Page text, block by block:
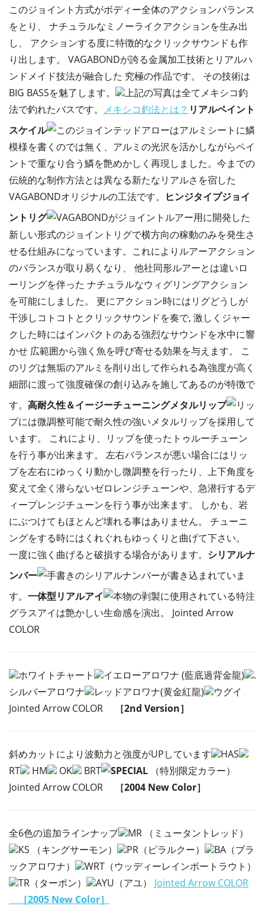
このジョイント方式がボディー全体のアクションバランス
をとり、 ナチュラルなミノーライクアクションを生み出
し、 アクションする度に特徴的なクリックサウンドも作
り出します。 VAGABONDが誇る金属加工技術とリアルハ
ンドメイド技法が融合した 究極の作品です。 その技術は
BIG BASSを魅了します。
上記の写真は全てメキシコ釣
法で釣れたバスです。 メキシコ釣法とは？ リアルペイント
スケイル
このジョインテッドアローはアルミシートに鱗
模様を書くのでは無く、アルミの光沢を活かしながらペイ
ントで重なり合う鱗を艶めかしく再現しました。今までの
伝統的な制作方法とは異なる新たなリアルさを宿した
VAGABONDオリジナルの工法です。
ヒンジタイプジョイ
ントリグ
VAGABONDがジョイントルアー用に開発した
新しい形式のジョイントリグで横方向の稼動のみを発生さ
せる仕組みになっています。これによりルアーアクション
のバランスが取り易くなり、 他社同形ルアーとは違いロ
ーリングを伴った ナチュラルなウィグリングアクション
を可能にしました。 更にアクション時にはリグどうしが
干渉しコトコトとクリックサウンドを奏で, 激しくジャー
クした時にはインパクトのある強烈なサウンドを水中に響
かせ 広範囲から強く魚を呼び寄せる効果を与えます。 こ
のリグは無垢のアルミを削り出して作られる為強度が高く
細部に渡って強度確保の創り込みを施してあるのが特徴で
す。 高耐久性＆イージーチューニングメタルリップ
リッ
プには微調整可能で耐久性の強いメタルリップを採用して
います。 これにより、リップを使ったトゥルーチューン
を行う事が出来ます。 左右バランスが悪い場合にはリッ
プを左右にゆっくり動かし微調整を行ったり、上下角度を
変えて全く潜らないゼロレンジチューンや、急潜行するデ
ィープレンジチューンを行う事が出来ます。 しかも、岩
にぶつけてもほとんど壊れる事はありません。 チューニ
ングをする時にはくれぐれもゆっくりと曲げて下さい。
一度に強く曲げると破損する場合があります。 シリアルナ
ンバー
手書きのシリアルナンバーが書き込まれていま
す。 一体型リアルアイ
本物の剥製に使用されている特注
グラスアイは艶かしい生命感を演出。 Jointed Arrow
COLOR
ホワイトチャート イエローアロワナ (藍底過背金龍)
.
シルバーアロワナ
レッドアロワナ(黄金紅龍)
ウグイ
Jointed Arrow COLOR
［2nd Version］
斜めカットにより波動力と強度がUPしています
HAS
RT
HM OK BRT SPECIAL （特別限定カラー）
Jointed Arrow COLOR
［2004 New Color］
全6色の追加ラインナップ
MR （ミュータントレッド）
KS （キングサーモン）
PR（ピラルクー）
BA（ブラ
ックアロワナ）
WRT（ウッディーレインボートラウト）
TR（ターポン）
AYU（アユ） Jointed Arrow COLOR
［2005 New Color］